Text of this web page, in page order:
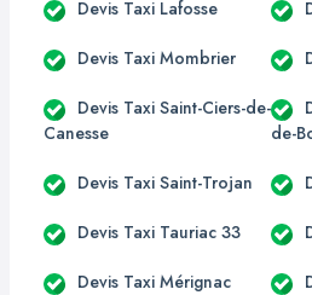
Devis Taxi Lafosse
Devis Taxi Mombrier
Devis Taxi Saint-Ciers-de-
Canesse
de-
Devis Taxi Saint-Trojan
Devis Taxi Tauriac 33
Devis Taxi Mérignac